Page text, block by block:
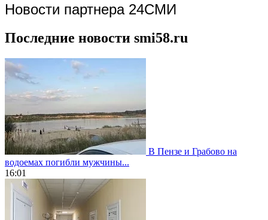
Новости партнера 24СМИ
Последние новости smi58.ru
В Пензе и Грабово на
водоемах погибли мужчины...
16:01